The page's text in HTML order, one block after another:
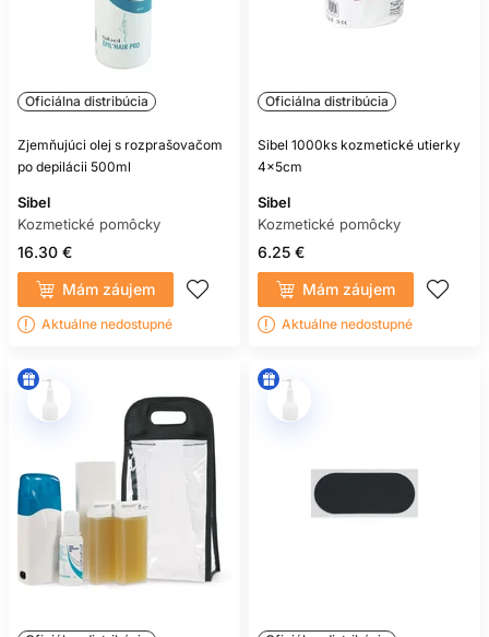
Oficiálna distribúcia
Zjemňujúci olej s rozprašovačom
po depilácii 500ml
Sibel
Kozmetické pomôcky
16.30 €
Mám záujem
Aktuálne nedostupné
Oficiálna distribúcia
Sibel 1000ks kozmetické utierky
4x5cm
Sibel
Kozmetické pomôcky
6.25 €
Mám záujem
Aktuálne nedostupné